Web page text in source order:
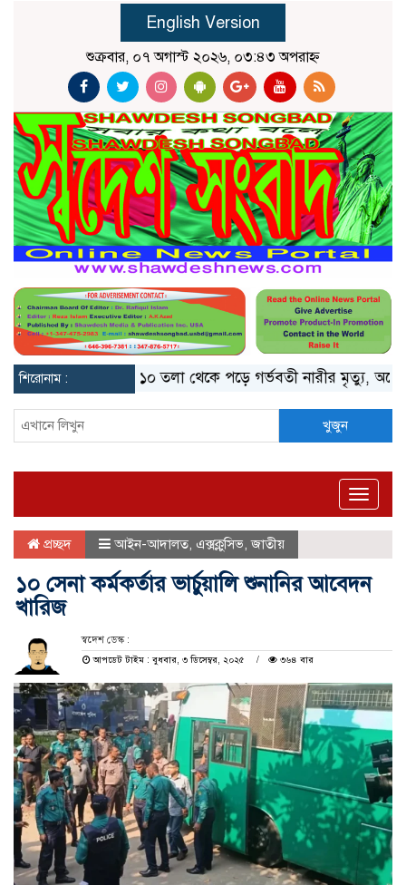
English Version
শুক্রবার, ০৭ অগাস্ট ২০২৬, ০৩:৪৩ অপরাহ্ন
শিরোনাম :
মিয়ানমার ১০ তলা থেকে পড়ে গর্ভবতী নারীর মৃত্যু,
খুজুন
Toggle
প্রচ্ছদ আইন-আদালত এক্সক্লুসিভ ,জাতীয়
১০ সেনা কর্মকর্তার ভার্চুয়ালি শুনানির আবেদন
খারিজ
স্বদেশ ডেস্ক :
আপডেট টাইম : বুধবার, ৩ ডিসেম্বর, ২০২৫
৩৬৪ বার